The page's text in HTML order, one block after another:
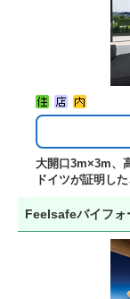
大開口3m×3m、
ドイツが証明し
Feelsafeバイフォ